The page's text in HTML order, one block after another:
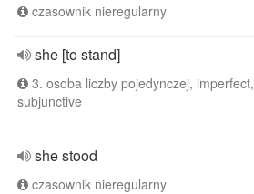
czasownik nieregularny
she [to stand]
3. osoba liczby pojedynczej, imperfect,
subjunctive
she stood
czasownik nieregularny